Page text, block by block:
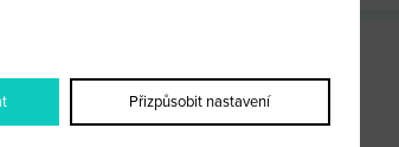
Přizpůsobit nastavení